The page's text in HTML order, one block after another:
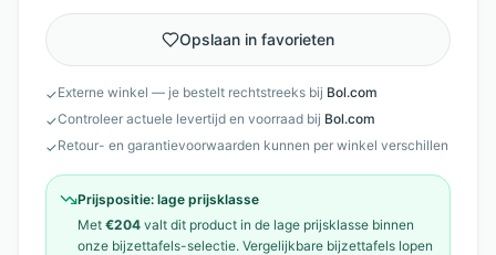
Opslaan in favorieten
✓Externe winkel — je bestelt rechtstreeks bij Bol.com
✓Controleer actuele levertijd en voorraad bij Bol.com
✓Retour- en garantievoorwaarden kunnen per winkel verschillen
Prijspositie: lage prijsklasse
Met €204 valt dit product in de lage prijsklasse binnen
onze bijzettafels-selectie. Vergelijkbare bijzettafels lopen